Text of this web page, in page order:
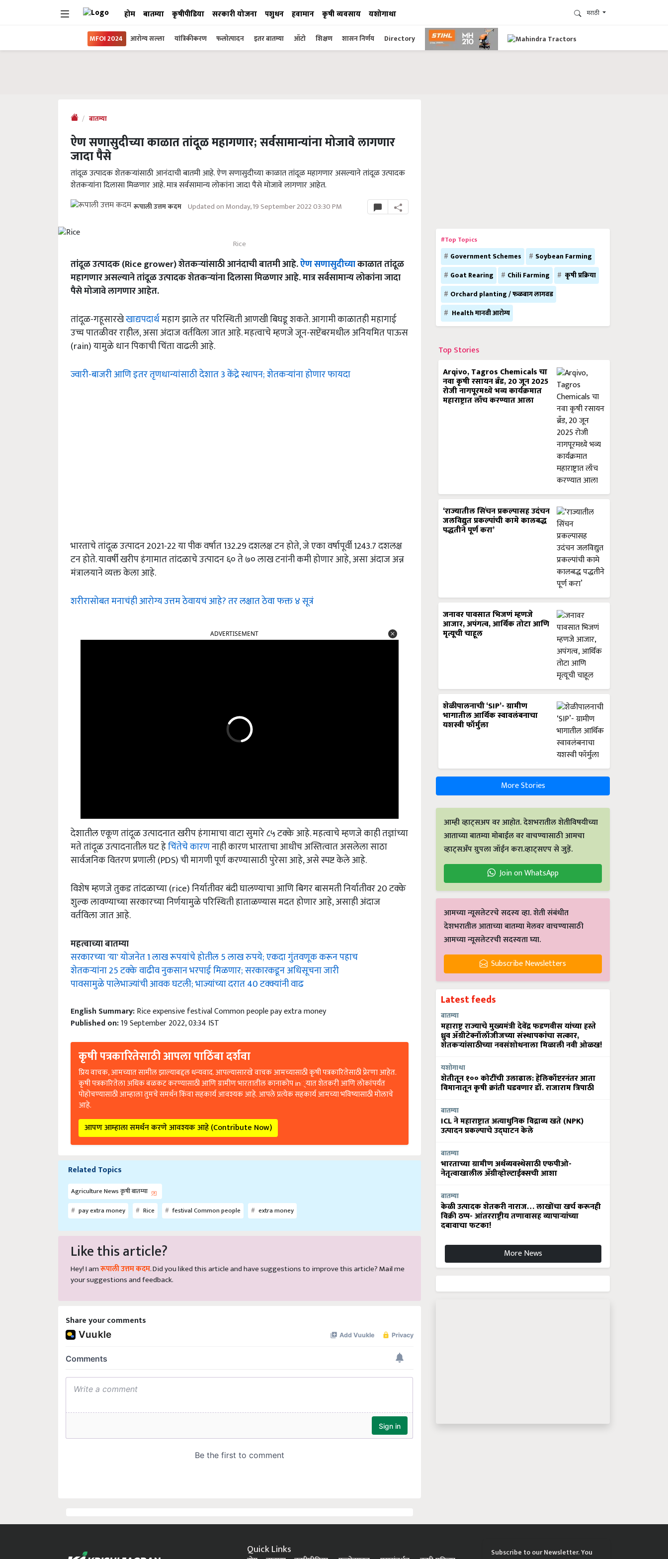
होम बातम्या कृषीपीडिया सरकारी योजना पशुधन हवामान कृषी व्यवसाय यशोगाथा मराठी
MFOI 2024 आरोग्य सल्ला यांत्रिकीकरण फलोत्पादन इतर बातम्या ऑटो शिक्षण शासन निर्णय Directory
बातम्या
ऐण सणासुदीच्या काळात तांदूळ महागणार; सर्वसामान्यांना मोजावे लागणार
जादा पैसे
तांदूळ उत्पादक शेतकऱ्यांसाठी आनंदाची बातमी आहे. ऐण सणासुदीच्या काळात तांदूळ महागणार असल्याने तांदूळ उत्पादक
शेतकऱ्यांना दिलासा मिळणार आहे. मात्र सर्वसामान्य लोकांना जादा पैसे मोजावे लागणार आहेत.
रूपाली उत्तम कदम Updated on Monday, 19 September 2022 03:30 PM
Rice
तांदूळ उत्पादक (Rice grower) शेतकऱ्यांसाठी आनंदाची बातमी आहे.ऐण सणासुदीच्याकाळात तांदूळ
महागणार असल्याने तांदूळ उत्पादक शेतकऱ्यांना दिलासा मिळणार आहे. मात्र सर्वसामान्य लोकांना जादा
पैसे मोजावे लागणार आहेत.
तांदूळ-गहूसारखेखाद्यपदार्थमहाग झाले तर परिस्थिती आणखी बिघडू शकते. आगामी काळातही महागाई
उच्च पातळीवर राहील, असा अंदाज वर्तविला जात आहे. महत्वाचे म्हणजे जून-सप्टेंबरमधील अनियमित पाऊस
(rain) यामुळे धान पिकाची चिंता वाढली आहे.
ज्वारी-बाजरी आणि इतर तृणधान्यांसाठी देशात 3 केंद्रे स्थापन; शेतकऱ्यांना होणार फायदा
भारताचे तांदूळ उत्पादन 2021-22 या पीक वर्षात 132.29 दशलक्ष टन होते, जे एका वर्षापूर्वी 1243.7 दशलक्ष
टन होते. यावर्षी खरीप हंगामात तांदळाचे उत्पादन ६० ते ७० लाख टनांनी कमी होणार आहे, असा अंदाज अन्न
मंत्रालयाने व्यक्त केला आहे.
शरीरासोबत मनाचंही आरोग्य उत्तम ठेवायचं आहे? तर लक्षात ठेवा फक्त ४ सूत्रं
देशातील एकूण तांदूळ उत्पादनात खरीप हंगामाचा वाटा सुमारे ८५ टक्के आहे. महत्वाचे म्हणजे काही तज्ञांच्या
मते तांदूळ उत्पादनातील घट हेचिंतेचे कारणनाही कारण भारताचा आधीच अस्तित्वात असलेला साठा
सार्वजनिक वितरण प्रणाली (PDS) ची मागणी पूर्ण करण्यासाठी पुरेसा आहे, असे स्पष्ट केले आहे.
विशेष म्हणजे तुकड तांदळाच्या (rice) निर्यातीवर बंदी घालण्याचा आणि बिगर बासमती निर्यातीवर 20 टक्के
शुल्क लावण्याच्या सरकारच्या निर्णयामुळे परिस्थिती हाताळण्यास मदत होणार आहे, असाही अंदाज
वर्तविला जात आहे.
महत्वाच्या बातम्या
सरकारच्या 'या' योजनेत 1 लाख रूपयांचे होतील 5 लाख रुपये; एकदा गुंतवणूक करून पहाच
शेतकऱ्यांना 25 टक्के वाढीव नुकसान भरपाई मिळणार; सरकारकडून अधिसूचना जारी
पावसामुळे पालेभाज्यांची आवक घटली; भाज्यांच्या दरात 40 टक्क्यांनी वाढ
English Summary: Rice expensive festival Common people pay extra money
Published on:19 September 2022, 03:34 IST
कृषी पत्रकारितेसाठी आपला पाठिंबा दर्शवा
प्रिय वाचक, आमच्यात सामील झाल्याबद्दल धन्यवाद. आपल्यासारखे वाचक आमच्यासाठी कृषी पत्रकारितेसाठी प्रेरणा आहेत.
कृषी पत्रकारितेला अधिक बळकट करण्यासाठी आणि ग्रामीण भारतातील कानाकोप in्यात शेतकरी आणि लोकांपर्यंत
पोहोचण्यासाठी आम्हाला तुमचे समर्थन किंवा सहकार्य आवश्यक आहे. आपले प्रत्येक सहकार्य आमच्या भविष्यासाठी मोलाचे
आहे.
आपण आम्हाला समर्थन करणे आवश्यक आहे (Contribute Now)
Related Topics
Agriculture News कृषी बातम्या
pay extra money
Rice festival Common people extra money
Like this article?
Hey! I am रूपाली उत्तम कदम . Did you liked this article and have suggestions to improve this article? Mail
your suggestions and feedback.
Share your comments
#Top Topics
Government Schemes
Soybean Farming
Goat Rearing
Chili Farming
कृषी प्रक्रिया
Orchard planting / फळबाग लागवड
Health मानवी आरोग्य
Top Stories
Arqivo, Tagros Chemicals चा
नवा कृषी रसायन ब्रँड, 20 जून 2025
रोजी नागपूरमध्ये भव्य कार्यक्रमात
महाराष्ट्रात लाँच करण्यात आला
‘राज्यातील सिंचन प्रकल्पासह उदंचन
जलविद्युत प्रकल्पांची कामे कालबद्ध
पद्धतीने पूर्ण करा’
जनावर पावसात भिजणं म्हणजे
आजार, अपंगत्व, आर्थिक तोटा आणि
मृत्यूची चाहूल
शेळीपालनाची ‘SIP’- ग्रामीण
भागातील आर्थिक स्वावलंबनाचा
यशस्वी फॉर्मुला
More Stories
आम्ही व्हाट्सअप वर आहोत. देशभरातील शेतीविषयीच्या
आताच्या बातम्या मोबाईल वर वाचण्यासाठी आमचा
व्हाट्सअँप ग्रुपला जॉईन करा.व्हाट्सएप से जुड़ें.
Join on WhatsApp
आमच्या न्यूसलेटरचे सदस्य व्हा. शेती संबंधीत
देशभरातील आताच्या बातम्या मेलवर वाचण्यासाठी
आमच्या न्यूसलेटरची सदस्यता घ्या.
Subscribe Newsletters
Latest feeds
बातम्या
महाराष्ट्र राज्याचे मुख्यमंत्री देवेंद्र फडणवीस यांच्या हस्ते
ध्रुव ॲग्रीटेक्नॉलॉजीजच्या संस्थापकांचा सत्कार,
शेतकऱ्यांसाठीच्या नवसंशोधनाला मिळाली नवी ओळख!
यशोगाथा
शेतीतून १०० कोटींची उलाढाल: हेलिकॉप्टरनंतर आता
विमानातून कृषी क्रांती घडवणार डॉ. राजाराम त्रिपाठी
बातम्या
ICL ने महाराष्ट्रात अत्याधुनिक विद्राव्य खते (NPK)
उत्पादन प्रकल्पाचे उद्घाटन केले
बातम्या
भारताच्या ग्रामीण अर्थव्यवस्थेसाठी एफपीओ-
नेतृत्वाखालील अ‍ॅग्रीव्होल्टाईक्सची आशा
बातम्या
केळी उत्पादक शेतकरी नाराज… लाखोंचा खर्च करूनही
विक्री ठप्प- आंतरराष्ट्रीय तणावासह व्यापाऱ्यांच्या
दबावाचा फटका!
More News
Quick Links
होम बातम्या कृषीपीडिया फलोत्पादन पशुसंवर्धन कृषी प्रक्रिया
Subscribe to our Newsletter. You